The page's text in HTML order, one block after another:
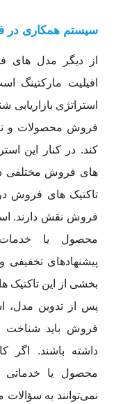
سیستم همکاری در
از دیگر مدل های
افیلیت مارکتینگ
استراتژی بازاریابی
فروش محصولات و
کند. در کنار این
های فروش مختلفی
تاکتیک های فروش
فروش نقش دارند.
محصول یا
پیشنهادهای تخفیفی
بخشی از این تاکتیک
پس از تدوین مدل،
فروش باید
داشته باشند. اگر
محصول یا خدماتی
نمی‌توانند به